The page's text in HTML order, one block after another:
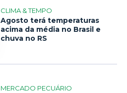
CLIMA & TEMPO
Agosto terá temperaturas
acima da média no Brasil e
chuva no RS
MERCADO PECUÁRIO